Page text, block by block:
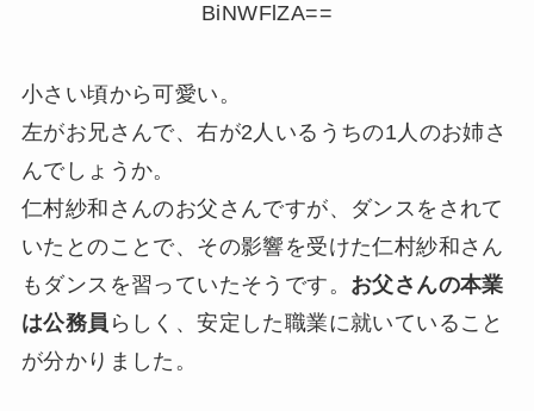
BiNWFlZA==
小さい頃から可愛い。
左がお兄さんで、右が2人いるうちの1人のお姉さ
んでしょうか。
仁村紗和さんのお父さんですが、ダンスをされて
いたとのことで、その影響を受けた仁村紗和さん
もダンスを習っていたそうです。 お父さんの本業
は公務員 らしく、安定した職業に就いていること
が分かりました。